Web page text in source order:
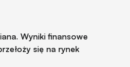
Wyniki finansowe
się na rynek